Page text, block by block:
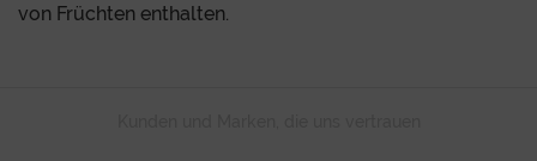
von Früchten enthalten.